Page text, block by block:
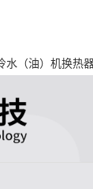
水（油）机换热